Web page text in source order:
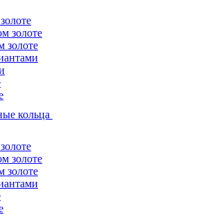
золоте
золоте
кольца
золоте
золоте